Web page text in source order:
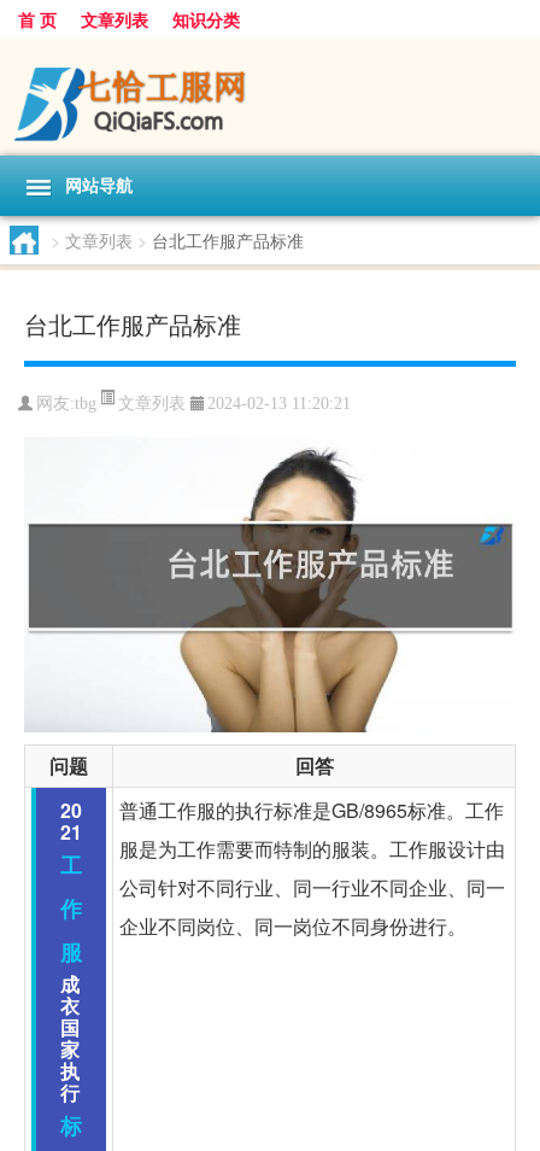
首 页 文章列表 知识分类
网站导航
> 文章列表 > 台北工作服产品标准
台北工作服产品标准
网友:tbg 文章列表 2024-02-13 11:20:21
问题
回答
20
21
工
作
服
成
衣
国
家
执
行
标
普通工作服的执行标准是GB/8965标准。工作
服是为工作需要而特制的服装。工作服设计由
公司针对不同行业、同一行业不同企业、同一
企业不同岗位、同一岗位不同身份进行。